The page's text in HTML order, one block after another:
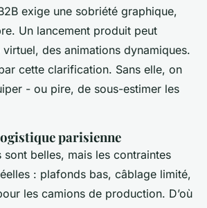
exige une sobriété graphique,
Un lancement produit peut
des animations dynamiques.
cette clarification. Sans elle, on
- ou pire, de sous-estimer les
parisienne
sont belles, mais les contraintes
: plafonds bas, câblage limité,
les camions de production. D’où